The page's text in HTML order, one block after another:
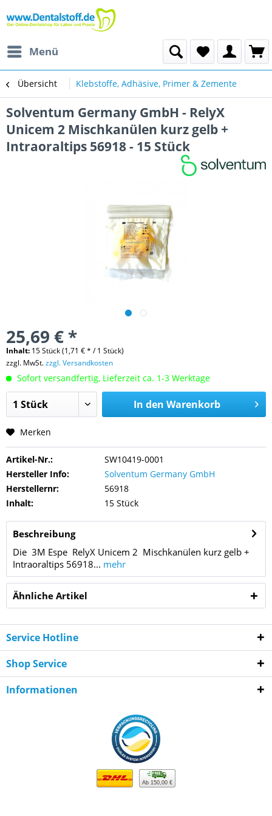
Menü
Übersicht Klebstoffe, Adhäsive, Primer & Zemente
Solventum Germany GmbH - RelyX
Unicem 2 Mischkanülen kurz gelb +
Intraoraltips 56918 - 15 Stück
25,69 € *
Inhalt: 15 Stück (1,71 € * / 1 Stück)
zzgl. MwSt.zzgl. Versandkosten
Sofort versandfertig, Lieferzeit ca. 1-3 Werktage
In den Warenkorb
Merken
Artikel-Nr.:
SW10419-0001
Hersteller Info:
Solventum Germany GmbH
Herstellernr:
56918
Inhalt:
15 Stück
Beschreibung
Die 3M Espe RelyX Unicem 2 Mischkanülen kurz gelb +
Intraoraltips 56918... mehr
Ähnliche Artikel
Service Hotline
Shop Service
Informationen
Ab 150,00 €